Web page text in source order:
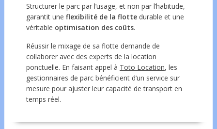
Structurer le parc par l’usage, et non par l’habitude,
garantit une flexibilité de la flottedurable et une
véritable optimisation des coûts.
Réussir le mixage de sa flotte demande de
collaborer avec des experts de la location
ponctuelle. En faisant appel à Toto Location, les
gestionnaires de parc bénéficient d’un service sur
mesure pour ajuster leur capacité de transport en
temps réel.